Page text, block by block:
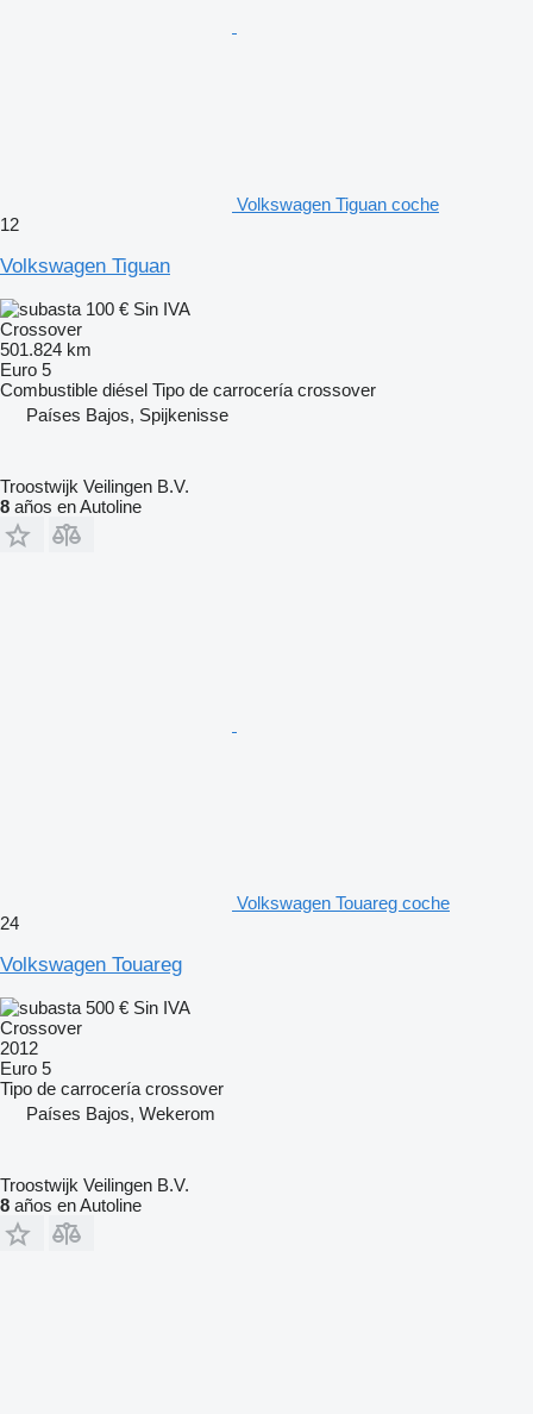
Volkswagen Tiguan coche
12
Volkswagen Tiguan
100 € Sin IVA
Crossover
501.824 km
Euro 5
Combustible diésel Tipo de carrocería crossover
Países Bajos, Spijkenisse
Troostwijk Veilingen B.V.
8 años en Autoline
Volkswagen Touareg coche
24
Volkswagen Touareg
500 € Sin IVA
Crossover
2012
Euro 5
Tipo de carrocería crossover
Países Bajos, Wekerom
Troostwijk Veilingen B.V.
8 años en Autoline